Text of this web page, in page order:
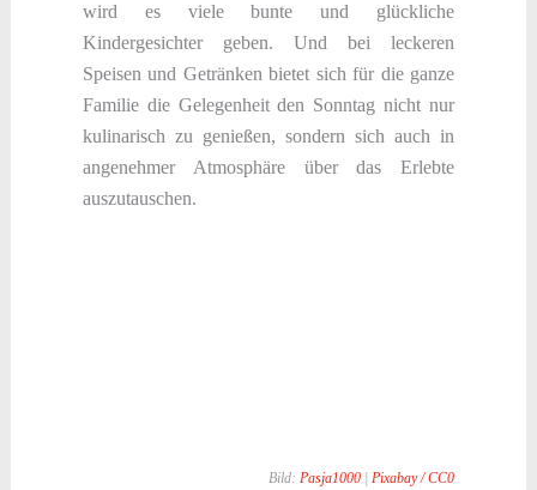
wird es viele bunte und glückliche
Kindergesichter geben. Und bei leckeren
Speisen und Getränken bietet sich für die ganze
Familie die Gelegenheit den Sonntag nicht nur
kulinarisch zu genießen, sondern sich auch in
angenehmer Atmosphäre über das Erlebte
auszutauschen.
Bild:Pasja1000 |Pixabay /CC0